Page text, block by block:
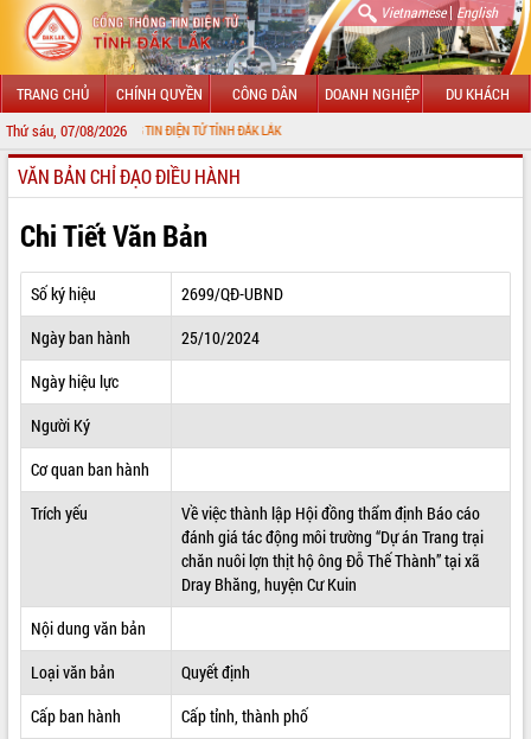
Vietnamese| English
TRANG CHỦ CHÍNH QUYỀN CÔNG DÂN DOANH NGHIỆP DU KHÁCH
Thứ sáu, 07/08/2026
THÔNG TIN ĐIỆN TỬ TỈNH ĐẮK LẮK
GIỚI THIỆU
LÃNH ĐẠO UBND TỈNH
TIN TỨC SỰ KIỆN
SỞ, BAN, NGÀNH
THÔNG TIN CHỈ ĐẠO ĐIỀU HÀNH
HỆ THỐNG VĂN BẢN
VĂN BẢN HĐND TỈNH
QUY HOẠCH - KẾ HOẠCH
VĂN BẢN CHỈ ĐẠO ĐIỀU HÀNH
Chi Tiết Văn Bản
Số ký hiệu
2699/QĐ-UBND
Ngày ban hành
25/10/2024
Ngày hiệu lực
Người Ký
Cơ quan ban hành
Trích yếu
Về việc thành lập Hội đồng thẩm định Báo cáo
đánh giá tác động môi trường “Dự án Trang trại
chăn nuôi lợn thịt hộ ông Đỗ Thế Thành” tại xã
Dray Bhăng, huyện Cư Kuin
Nội dung văn bản
Loại văn bản
Quyết định
Cấp ban hành
Cấp tỉnh, thành phố